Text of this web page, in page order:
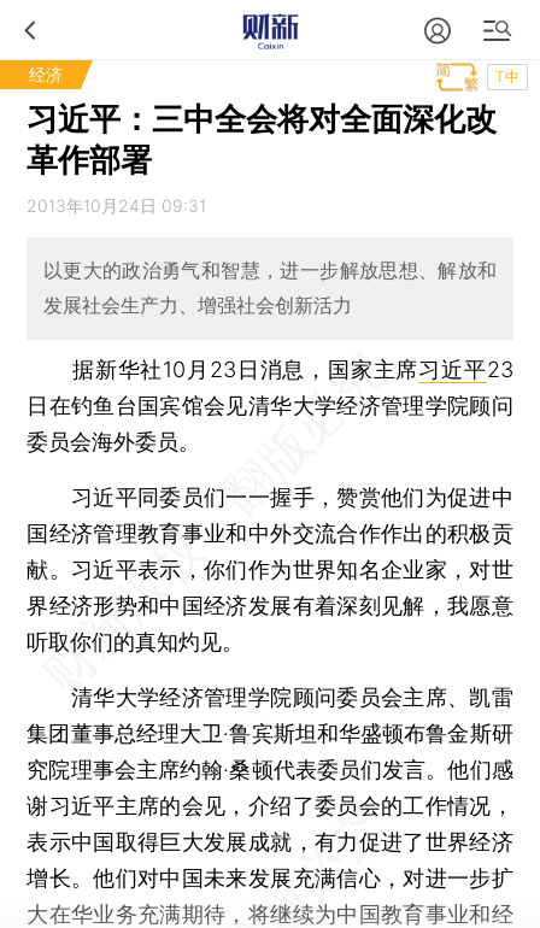
经济 T中
习近平：三中全会将对全面深化改
革作部署
2013年10月24日 09:31
以更大的政治勇气和智慧，进一步解放思想、解放和
发展社会生产力、增强社会创新活力
据新华社10月23日消息，国家主席习近平23
日在钓鱼台国宾馆会见清华大学经济管理学院顾问
委员会海外委员。
习近平同委员们一一握手，赞赏他们为促进中
国经济管理教育事业和中外交流合作作出的积极贡
献。习近平表示，你们作为世界知名企业家，对世
界经济形势和中国经济发展有着深刻见解，我愿意
听取你们的真知灼见。
清华大学经济管理学院顾问委员会主席、凯雷
集团董事总经理大卫·鲁宾斯坦和华盛顿布鲁金斯研
究院理事会主席约翰·桑顿代表委员们发言。他们感
谢习近平主席的会见，介绍了委员会的工作情况，
表示中国取得巨大发展成就，有力促进了世界经济
增长。他们对中国未来发展充满信心，对进一步扩
大在华业务充满期待，将继续为中国教育事业和经